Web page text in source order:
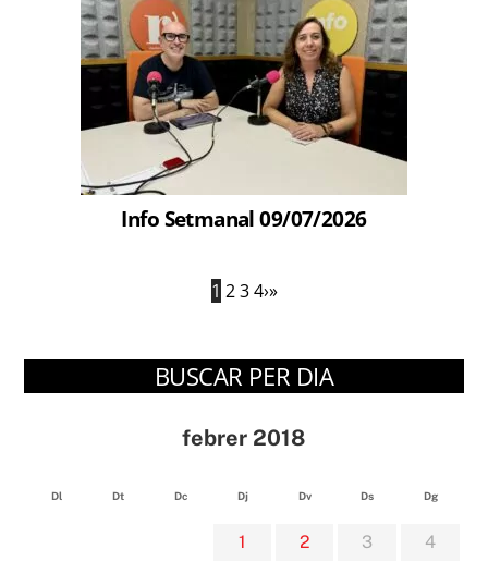
Info Setmanal 09/07/2026
1 2 3 4›»
BUSCAR PER DIA
febrer 2018
Dl Dt Dc Dj Dv Ds Dg
1 2 3 4